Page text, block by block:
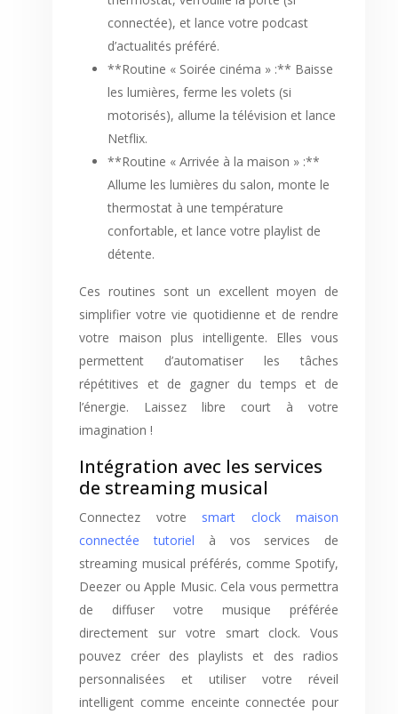
connectée), et lance votre podcast
d’actualités préféré.
**Routine « Soirée cinéma » :** Baisse
les lumières, ferme les volets (si
motorisés), allume la télévision et lance
Netflix.
**Routine « Arrivée à la maison » :**
Allume les lumières du salon, monte le
thermostat à une température
confortable, et lance votre playlist de
détente.
Ces routines sont un excellent moyen de
simplifier votre vie quotidienne et de rendre
votre maison plus intelligente. Elles vous
permettent d’automatiser les tâches
répétitives et de gagner du temps et de
l’énergie. Laissez libre court à votre
imagination !
Intégration avec les services
de streaming musical
Connectez votre smart clock maison
connectée tutoriel à vos services de
streaming musical préférés, comme Spotify,
Deezer ou Apple Music. Cela vous permettra
de diffuser votre musique préférée
directement sur votre smart clock. Vous
pouvez créer des playlists et des radios
personnalisées et utiliser votre réveil
intelligent comme enceinte connectée pour